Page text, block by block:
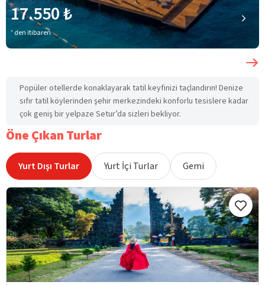
17.550 ₺
’ den itibaren
Popüler otellerde konaklayarak tatil keyfinizi taçlandırın! Denize
sıfır tatil köylerinden şehir merkezindeki konforlu tesislere kadar
çok geniş bir yelpaze Setur’da sizleri bekliyor.
Öne Çıkan Turlar
Yurt Dışı Turlar Yurt İçi Turlar Gemi